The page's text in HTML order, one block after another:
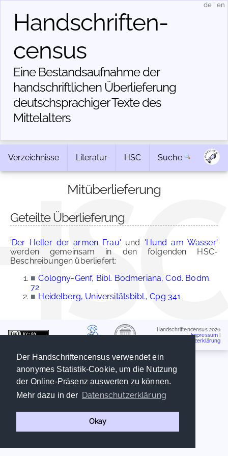
Der Handschriftencensus verwendet ein
anonymes Statistik-Cookie, um die Nutzung
der Online-Präsenz auswerten zu können.
Mehr dazu in der Datenschutzerklärung
Okay
Handschriften­
census
Eine Bestandsaufnahme der
handschriftlichen Über­lieferung
deutschsprachiger Texte des
Mittelalters
de en
Verzeichnisse Literatur HSC Suche
Mitüberlieferung
Geteilte Überlieferung
'Der Heller der armen Frau' und 'Hund am Wasser'
werden gemeinsam in den folgenden HSC-
Beschreibungen überliefert:
■ Cologny-Genf, Bibl. Bodmeriana, Cod. Bodm.
72
■ Heidelberg, Universitätsbibl., Cpg 341
Handschriftencensus 2026
Impressum
Datenschutzerklärung